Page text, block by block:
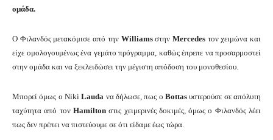
ομάδα.
Ο Φιλανδός μετακόμισε από την Williamsστην Mercedesτον χειμώνα και
είχε ομολογουμένως ένα γεμάτο πρόγραμμα, καθώς έπρεπε να προσαρμοστεί
στην ομάδα και να ξεκλειδώσει την μέγιστη απόδοση του μονοθεσίου.
Μπορεί όμως ο NikiLauda να δήλωσε, πως οBottas υστερούσε σε απόλυτη
ταχύτητα από τον Hamiltonστις χειμερινές δοκιμές, όμως ο Φιλανδός λέει
πως δεν πρέπει να πιστεύουμε σε ότι είδαμε έως τώρα.